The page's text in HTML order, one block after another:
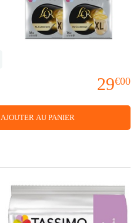
29€00
AJOUTER AU PANIER